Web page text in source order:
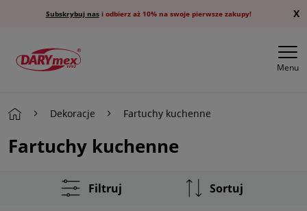
Subskrybuj nasi odbierz aż 10% na swoje pierwsze zakupy! X
Menu
Dekoracje Fartuchy kuchenne
Fartuchy kuchenne
Filtruj Sortuj